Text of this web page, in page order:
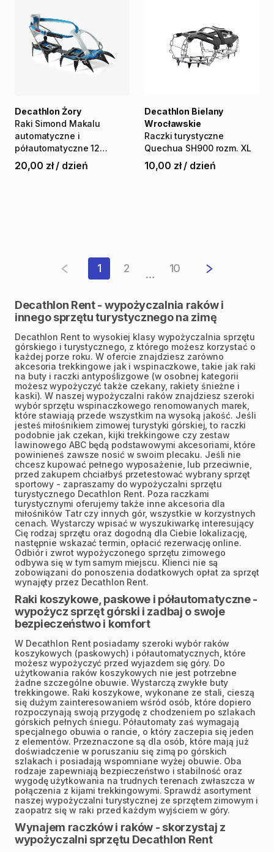
Raki Simond Makalu
automatyczne i
półautomatyczne 12
zębów
Decathlon Żory
20,00 zł / dzień
Raczki turystyczne
Quechua SH900 rozm. XL
Decathlon Bielany
Wrocławskie
10,00 zł / dzień
1 2 … 10
Decathlon Rent - wypożyczalnia raków i
innego sprzętu turystycznego na zimę
Decathlon Rent to wysokiej klasy wypożyczalnia sprzętu
górskiego i turystycznego, z którego możesz korzystać o
każdej porze roku. W ofercie znajdziesz zarówno
akcesoria trekkingowe jak i wspinaczkowe, takie jak raki
na buty i raczki antypoślizgowe (w osobnej kategorii
możesz wypożyczyć także czekany, rakiety śnieżne i
kaski). W naszej wypożyczalni raków znajdziesz szeroki
wybór sprzętu wspinaczkowego renomowanych marek,
które stawiają przede wszystkim na wysoką jakość. Jeśli
jesteś miłośnikiem zimowej turystyki górskiej, to raczki
podobnie jak czekan, kijki trekkingowe czy zestaw
lawinowego ABC będą podstawowymi akcesoriami, które
powinieneś zawsze nosić w swoim plecaku. Jeśli nie
chcesz kupować pełnego wyposażenie, lub przeciwnie,
przed zakupem chciałbyś przetestować wybrany sprzęt
sportowy - zapraszamy do wypożyczalni sprzętu
turystycznego Decathlon Rent. Poza raczkami
turystycznymi oferujemy także inne akcesoria dla
miłośników Tatr czy innych gór, wszystkie w korzystnych
cenach. Wystarczy wpisać w wyszukiwarkę interesujący
Cię rodzaj sprzętu oraz dogodną dla Ciebie lokalizację,
następnie wskazać termin, opłacić rezerwację online.
Odbiór i zwrot wypożyczonego sprzętu zimowego
odbywa się w tym samym miejscu. Klienci nie są
zobowiązani do ponoszenia dodatkowych opłat za sprzęt
wynajęty przez Decathlon Rent.
Raki koszykowe, paskowe i półautomatyczne -
wypożycz sprzęt górski i zadbaj o swoje
bezpieczeństwo i komfort
W Decathlon Rent posiadamy szeroki wybór raków
koszykowych (paskowych) i półautomatycznych, które
możesz wypożyczyć przed wyjazdem się góry. Do
użytkowania raków koszykowych nie jest potrzebne
żadne szczególne obuwie. Wystarczą zwykłe buty
trekkingowe. Raki koszykowe, wykonane ze stali, cieszą
się dużym zainteresowaniem wśród osób, które dopiero
rozpoczynają swoją przygodę z chodzeniem po szlakach
górskich pełnych śniegu. Półautomaty zaś wymagają
specjalnego obuwia o rancie, o który zaczepia się jeden
z elementów. Przeznaczone są dla osób, które mają już
doświadczenie w poruszaniu się zimą po górskich
szlakach i posiadają wspomniane wyżej obuwie. Oba
rodzaje zapewniają bezpieczeństwo i stabilność oraz
wygodę użytkowania na trudnych terenach zwłaszcza w
połączenia z kijami trekkingowymi. Sprawdź asortyment
naszej wypożyczalni turystycznej ze sprzętem zimowym i
zaopatrz się w raki przed każdym wyjściem w góry.
Wynajem raczków i raków - skorzystaj z
wypożyczalni sprzętu Decathlon Rent